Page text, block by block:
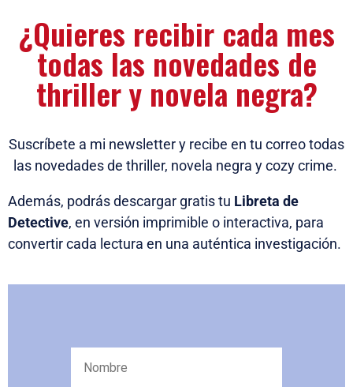
¿Quieres recibir cada mes
todas las novedades de
thriller y novela negra?
Suscríbete a mi newsletter y recibe en tu correo todas
las novedades de thriller, novela negra y cozy crime.
Además, podrás descargar gratis tu Libreta de
Detective, en versión imprimible o interactiva, para
convertir cada lectura en una auténtica investigación.